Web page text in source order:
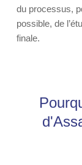
du processus,
possible, de
finale.